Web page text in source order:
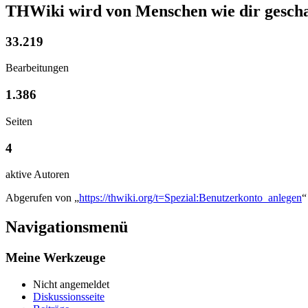
THWiki wird von Menschen wie dir
33.219
Bearbeitungen
1.386
Seiten
4
aktive Autoren
Abgerufen von „https://thwiki.org/t=Spezial:Benutzerkonto_anlegen“
Navigationsmenü
Meine Werkzeuge
Nicht angemeldet
Diskussionsseite